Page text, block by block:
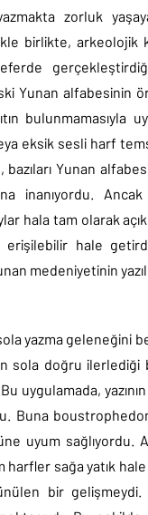
zorluk
birlikte, arkeolojik
Yunan alfabesinin
bulunmamasıyla
eksik sesli harf
Yunan
inanıyordu.
hala tam olarak
erişilebilir hale
medeniyetinin
yazma geleneğini
sola doğru ilerlediği
uygulamada,
Buna
uyum sağlıyordu.
sağa yatık
bir